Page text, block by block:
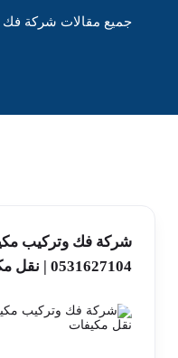
شركة فك وتركيب
0531627104 | نقل مكيفات